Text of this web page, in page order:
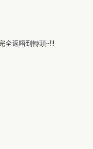
全返唔到轉頭~!!!